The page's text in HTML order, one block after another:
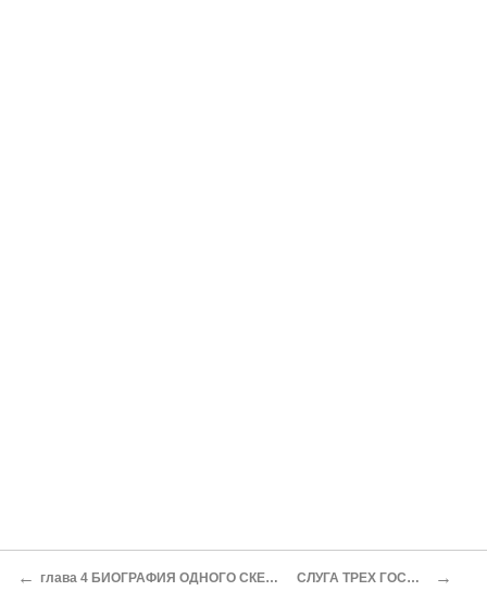
← глава 4 БИОГРАФИЯ ОДНОГО СКЕЛЕТА СЛУГА ТРЕХ ГОСПОД →